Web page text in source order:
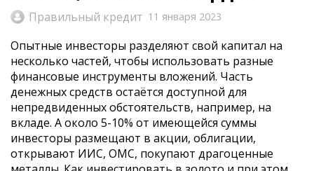
Правильный кредит 11 января 2023
Опытные инвесторы разделяют свой капитал на
несколько частей, чтобы использовать разные
финансовые инструменты вложений. Часть
денежных средств остаётся доступной для
непредвиденных обстоятельств, например, на
вкладе. А около 5-10% от имеющейся суммы
инвесторы размещают в акции, облигации,
открывают ИИС, ОМС, покупают драгоценные